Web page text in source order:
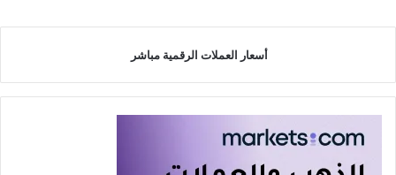
أسعار العملات الرقمية مباشر